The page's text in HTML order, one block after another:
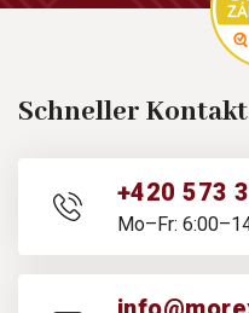
Schneller Kontakt
+420 573
Mo–Fr: